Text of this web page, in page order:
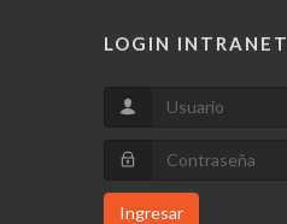
LOGIN INTRANET
Ingresar